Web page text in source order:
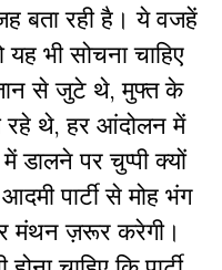
बता रही है। ये वजहें
यह भी सोचना चाहिए
से जुटे थे, मुफ्त के
रहे थे, हर आंदोलन में
डालने पर चुप्पी क्यों
पार्टी से मोह भंग
मंथन ज़रूर करेगी।